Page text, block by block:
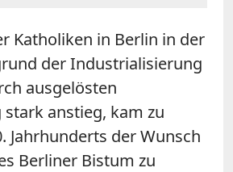
Katholiken in Berlin in der
der Industrialisierung
ausgelösten
anstieg, kam zu
Jahrhunderts der Wunsch
Berliner Bistum zu